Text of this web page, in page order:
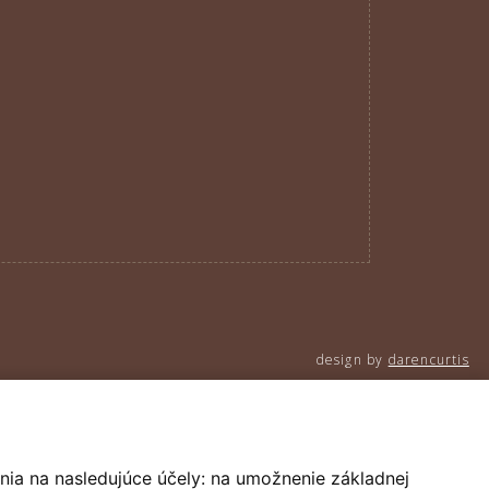
na nasledujúce účely: na umožnenie základnej
design by darencurtis